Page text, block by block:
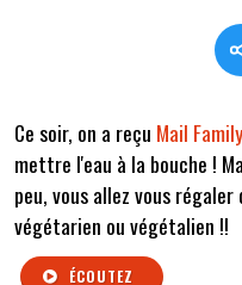
Ce soir, on a reçu Mail Family
mettre l'eau à la bouche !
peu, vous allez vous
végétarien ou végétalien !!
ÉCOUTEZ